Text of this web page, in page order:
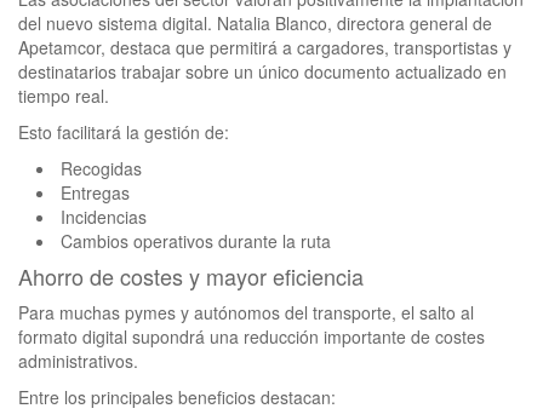
del nuevo sistema digital. Natalia Blanco, directora general de
Apetamcor, destaca que permitirá a cargadores, transportistas y
destinatarios trabajar sobre un único documento actualizado en
tiempo real.
Esto facilitará la gestión de:
Recogidas
Entregas
Incidencias
Cambios operativos durante la ruta
Ahorro de costes y mayor eficiencia
Para muchas pymes y autónomos del transporte, el salto al
formato digital supondrá una reducción importante de costes
administrativos.
Entre los principales beneficios destacan: